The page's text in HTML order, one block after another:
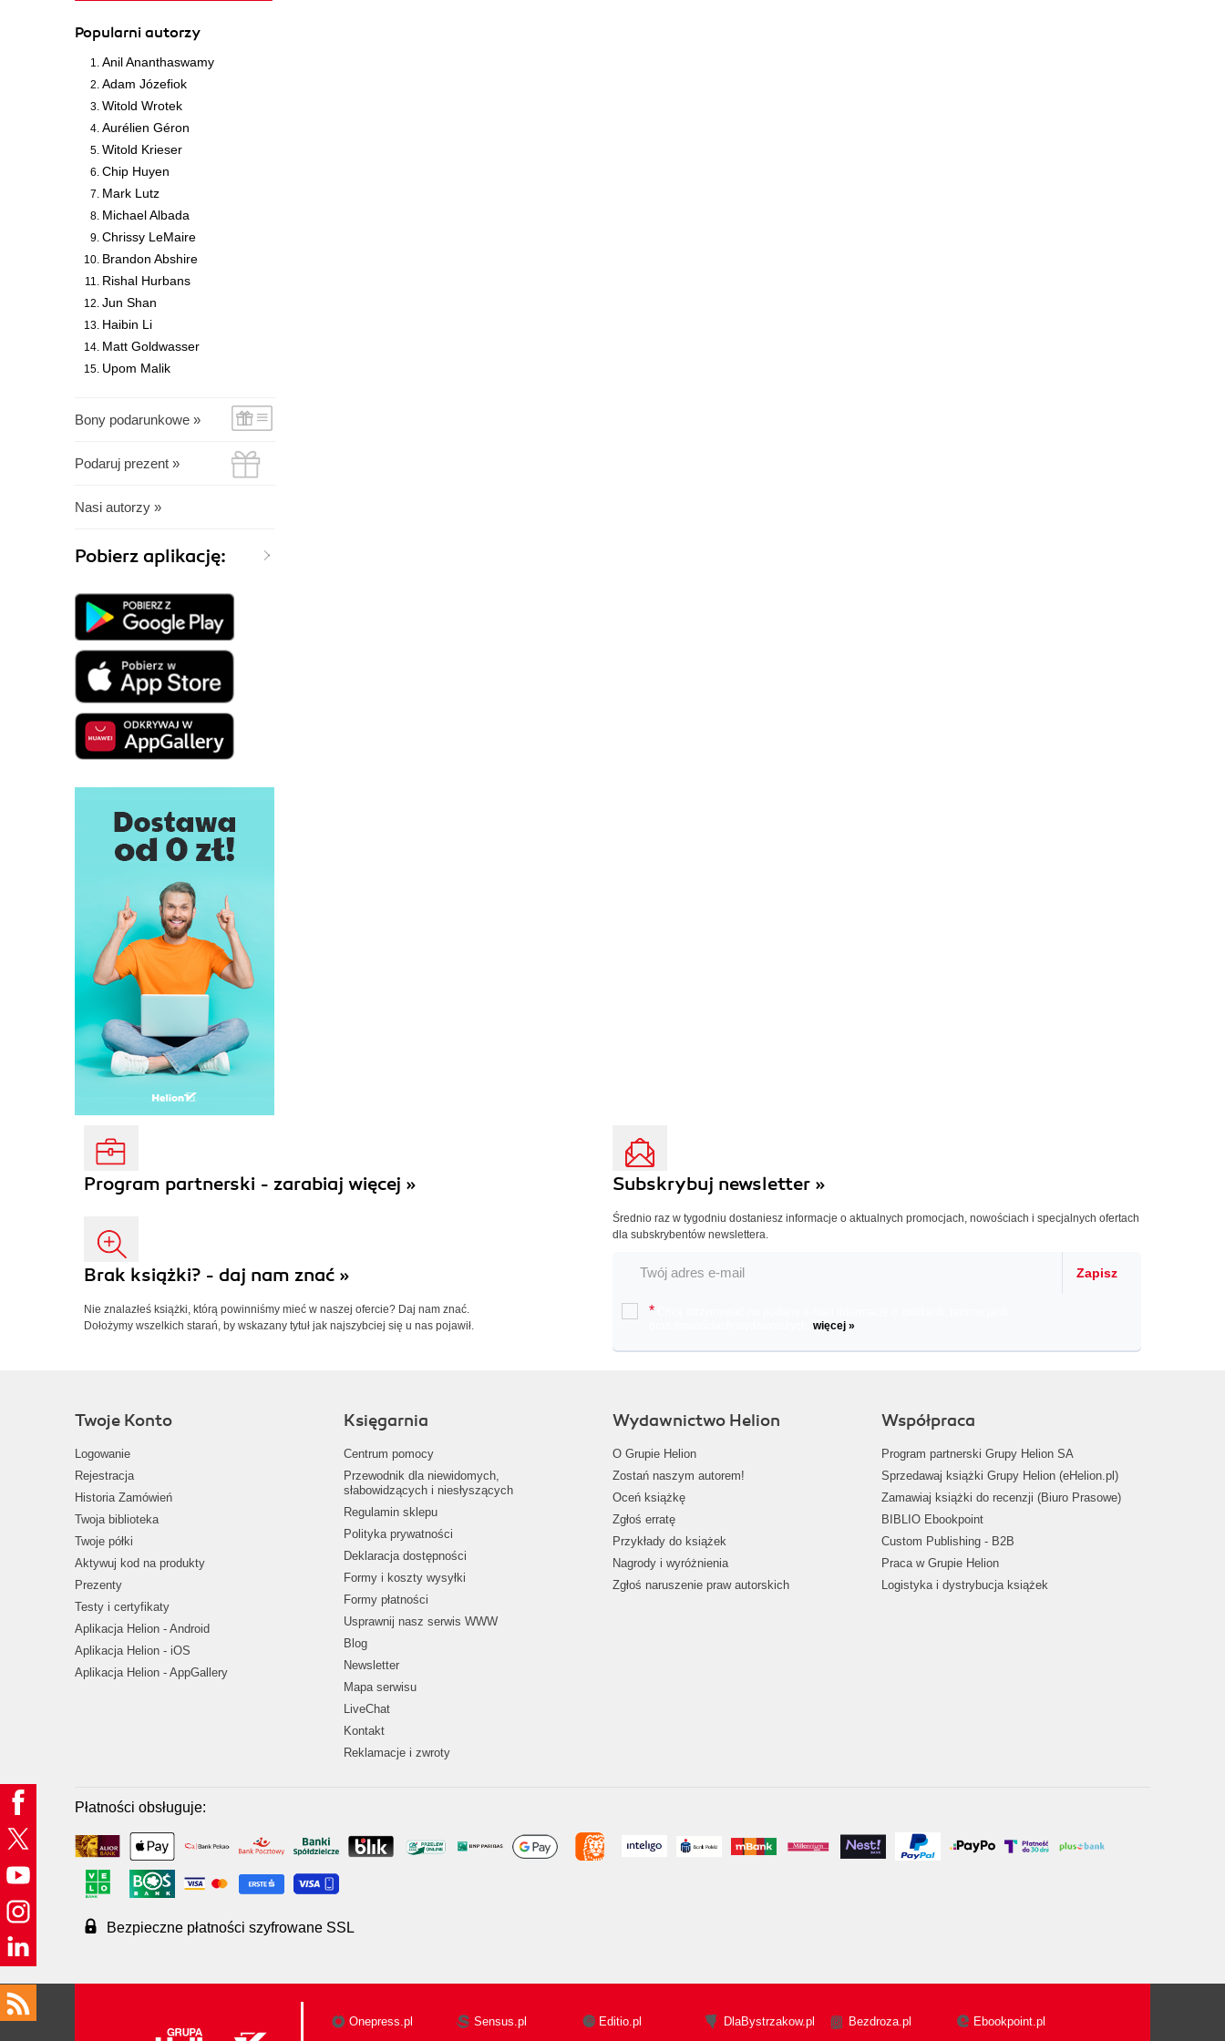
Popularni autorzy
Anil Ananthaswamy
Adam Józefiok
Witold Wrotek
Aurélien Géron
Witold Krieser
Chip Huyen
Mark Lutz
Michael Albada
Chrissy LeMaire
Brandon Abshire
Rishal Hurbans
Jun Shan
Haibin Li
Matt Goldwasser
Upom Malik
Bony podarunkowe »
Podaruj prezent »
Nasi autorzy »
Pobierz aplikację:
Program partnerski - zarabiaj więcej »
Brak książki? - daj nam znać »
Nie znalazłeś książki, którą powinniśmy mieć w naszej ofercie? Daj nam znać.
Dołożymy wszelkich starań, by wskazany tytuł jak najszybciej się u nas pojawił.
Subskrybuj newsletter »
Średnio raz w tygodniu dostaniesz informacje o aktualnych promocjach, nowościach i specjalnych ofertach
dla subskrybentów newslettera.
Zapisz
*
więcej »
Twoje Konto
Logowanie
Rejestracja
Historia Zamówień
Twoja biblioteka
Twoje półki
Aktywuj kod na produkty
Prezenty
Testy i certyfikaty
Aplikacja Helion - Android
Aplikacja Helion - iOS
Aplikacja Helion - AppGallery
Księgarnia
Centrum pomocy
Przewodnik dla niewidomych,
słabowidzących i niesłyszących
Regulamin sklepu
Polityka prywatności
Deklaracja dostępności
Formy i koszty wysyłki
Formy płatności
Usprawnij nasz serwis WWW
Blog
Newsletter
Mapa serwisu
LiveChat
Kontakt
Reklamacje i zwroty
Wydawnictwo Helion
O Grupie Helion
Zostań naszym autorem!
Oceń książkę
Zgłoś erratę
Przykłady do książek
Nagrody i wyróżnienia
Zgłoś naruszenie praw autorskich
Współpraca
Program partnerski Grupy Helion SA
Sprzedawaj książki Grupy Helion (eHelion.pl)
Zamawiaj książki do recenzji (Biuro Prasowe)
BIBLIO Ebookpoint
Custom Publishing - B2B
Praca w Grupie Helion
Logistyka i dystrybucja książek
Płatności obsługuje:
Bezpieczne płatności szyfrowane SSL
Onepress.pl Sensus.pl Editio.pl DlaBystrzakow.pl Bezdroza.pl Ebookpoint.pl